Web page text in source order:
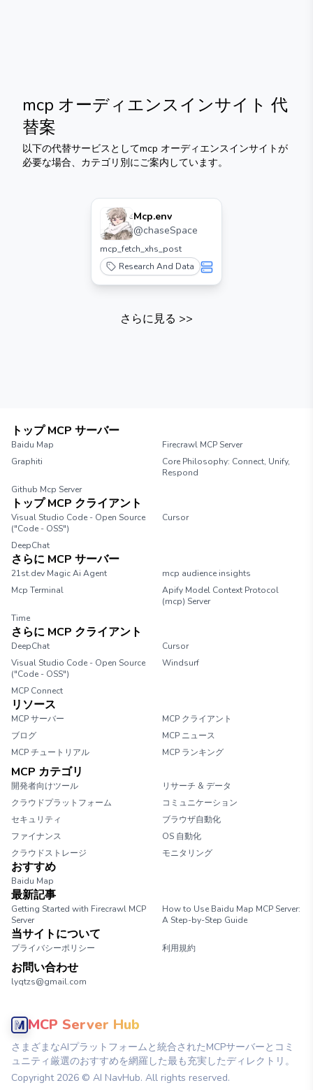
mcp オーディエンスインサイト 代
替案
以下の代替サービスとしてmcp オーディエンスインサイトが
必要な場合、カテゴリ別にご案内しています。
Mcp.env
@chaseSpace
mcp_fetch_xhs_post
Research And Data
さらに見る >>
トップ MCP サーバー
Baidu Map
Firecrawl MCP Server
Graphiti
Core Philosophy: Connect, Unify,
Respond
Github Mcp Server
トップ MCP クライアント
Visual Studio Code - Open Source
("Code - OSS")
Cursor
DeepChat
さらに MCP サーバー
21st.dev Magic Ai Agent
mcp audience insights
Mcp Terminal
Apify Model Context Protocol
(mcp) Server
Time
さらに MCP クライアント
DeepChat
Cursor
Visual Studio Code - Open Source
("Code - OSS")
Windsurf
MCP Connect
リソース
MCP サーバー
MCP クライアント
ブログ
MCP ニュース
MCP チュートリアル
MCP ランキング
MCP カテゴリ
開発者向けツール
リサーチ & データ
クラウドプラットフォーム
コミュニケーション
セキュリティ
ブラウザ自動化
ファイナンス
OS 自動化
クラウドストレージ
モニタリング
おすすめ
Baidu Map
最新記事
Getting Started with Firecrawl MCP
Server
How to Use Baidu Map MCP Server:
A Step-by-Step Guide
当サイトについて
プライバシーポリシー 利用規約
お問い合わせ
lyqtzs@gmail.com
MCP Server Hub
さまざまなAIプラットフォームと統合されたMCPサーバーとコミ
ュニティ厳選のおすすめを網羅した最も充実したディレクトリ。
Copyright 2026 © AI NavHub. All rights reserved.